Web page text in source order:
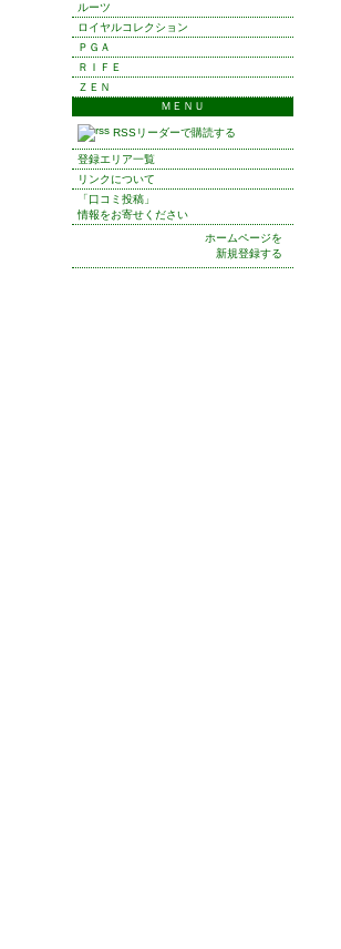
ルーツ
ロイヤルコレクション
ＰＧＡ
ＲＩＦＥ
ＺＥＮ
ＭＥＮＵ
RSSリーダーで購読する
登録エリア一覧
リンクについて
「口コミ投稿」
情報をお寄せください
ホームページを
新規登録する